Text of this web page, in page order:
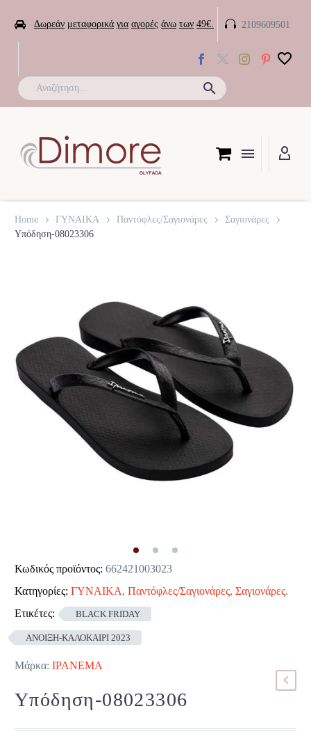
 Δωρεάν μεταφορικά για αγορές άνω των 49€. 
 2109609501
Home ΓΥΝΑΙΚΑ Παντόφλες/Σαγιονάρες
Σαγιονάρες
Υπόδηση-08023306
Κωδικός προϊόντος: 662421003023
Κατηγορίες: ΓΥΝΑΙΚΑ, Παντόφλες/Σαγιονάρες, Σαγιονάρες.
Ετικέτες:
BLACK FRIDAY
ΑΝΟΙΞΗ-ΚΑΛΟΚΑΙΡΙ 2023
Μάρκα: IPANEMA
Υπόδηση-08023306